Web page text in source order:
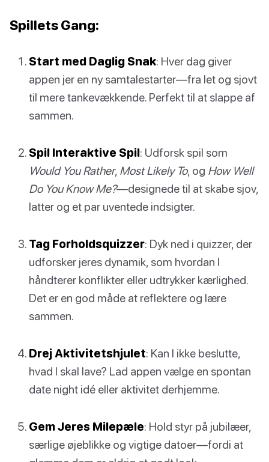
Spillets Gang:
Start med Daglig Snak: Hver dag giver
appen jer en ny samtalestarter—fra let og sjovt
til mere tankevækkende. Perfekt til at slappe af
sammen.
Spil Interaktive Spil: Udforsk spil som
Would You Rather, Most Likely To, og How Well
Do You Know Me?—designede til at skabe sjov,
latter og et par uventede indsigter.
Tag Forholdsquizzer: Dyk ned i quizzer, der
udforsker jeres dynamik, som hvordan I
håndterer konflikter eller udtrykker kærlighed.
Det er en god måde at reflektere og lære
sammen.
Drej Aktivitetshjulet: Kan I ikke beslutte,
hvad I skal lave? Lad appen vælge en spontan
date night idé eller aktivitet derhjemme.
Gem Jeres Milepæle: Hold styr på jubilæer,
særlige øjeblikke og vigtige datoer—fordi at